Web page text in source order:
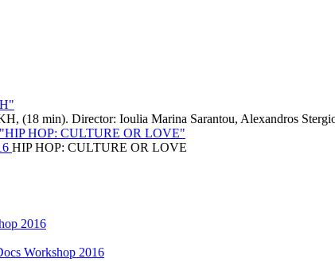
(18 min). Director: Ioulia Marina Sarantou, Alexandros
"HIP HOP: CULTURE OR LOVE"
HIP HOP: CULTURE OR LOVE
2016
Workshop 2016